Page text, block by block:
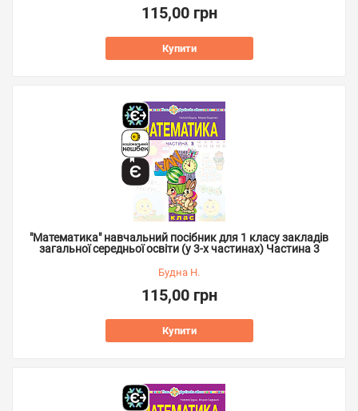
115,00 грн
Купити
"Математика" навчальний посібник для 1 класу закладів
загальної середньої освіти (у 3-х частинах) Частина 3
Будна Н.
115,00 грн
Купити